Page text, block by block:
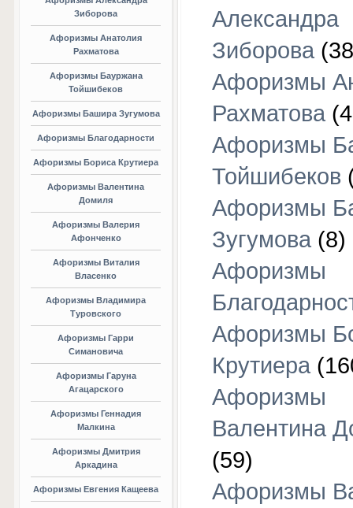
Зиборова
Афоризмы Анатолия
Рахматова
Афоризмы Бауржана
Тойшибеков
Афоризмы Башира Зугумова
Афоризмы Благодарности
Афоризмы Бориса Крутиера
Афоризмы Валентина
Домиля
Афоризмы Валерия
Афонченко
Афоризмы Виталия
Власенко
Афоризмы Владимира
Туровского
Афоризмы Гарри
Симановича
Афоризмы Гаруна
Агацарского
Афоризмы Геннадия
Малкина
Афоризмы Дмитрия
Аркадина
Афоризмы Евгения Кащеева
Александра
Зиборова
Афоризмы
Рахматова
Афоризмы
Тойшибеков
Афоризмы
Зугумова (8)
Афоризмы
Афоризмы
Крутиера
Афоризмы
Валентина
(59)
Афоризмы